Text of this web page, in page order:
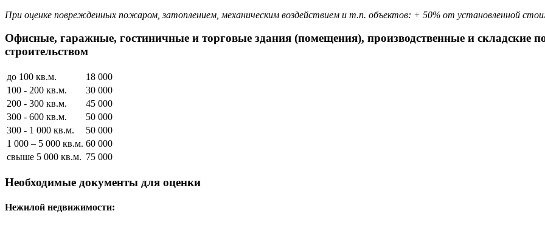
При оценке поврежденных пожаром, затоплением, механическим воздействием и т.п. объектов: + 50% от установленной
Офисные, гаражные, гостиничные и торговые здания (помещения), производственные и складские
строительством
до 100 кв.м.
18 000
100 - 200 кв.м.
30 000
200 - 300 кв.м.
45 000
300 - 600 кв.м.
50 000
300 - 1 000 кв.м.
50 000
1 000 – 5 000 кв.м. 60 000
свыше 5 000 кв.м. 75 000
Необходимые документы для оценки
Нежилой недвижимости: